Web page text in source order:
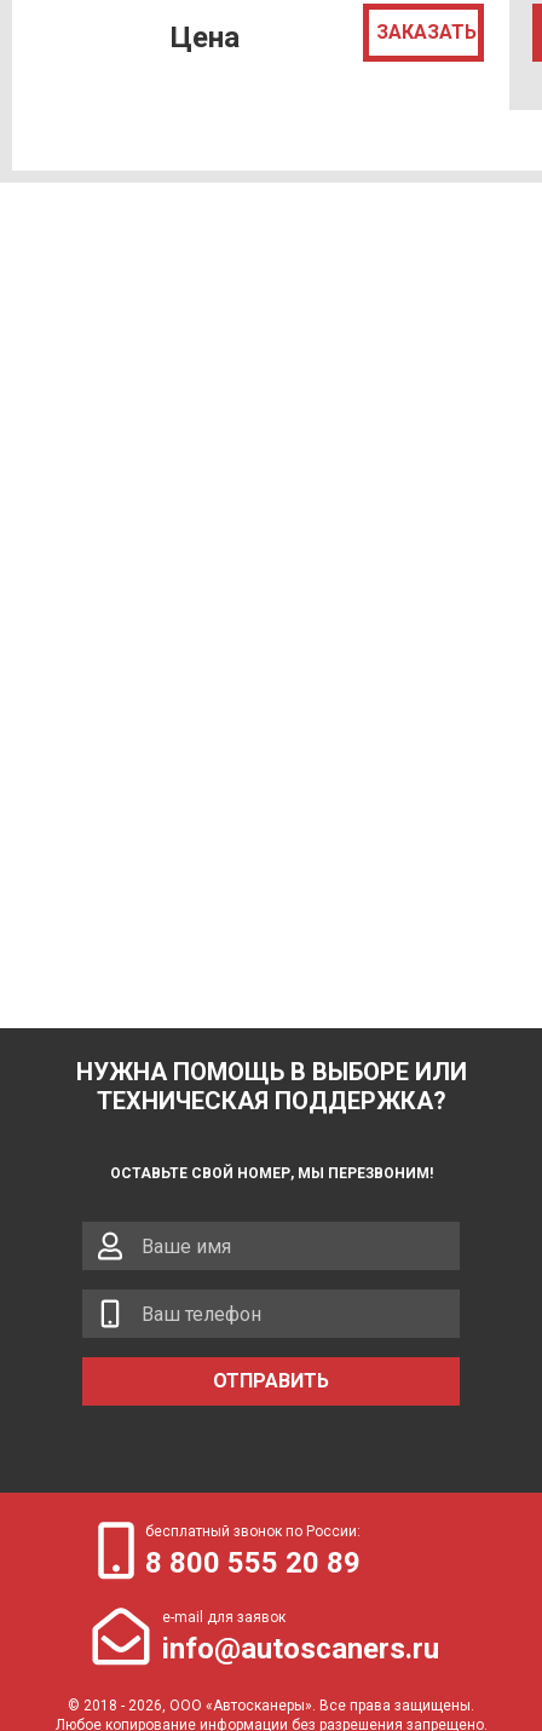
Цена ЗАКАЗАТЬ
НУЖНА ПОМОЩЬ В ВЫБОРЕ ИЛИ
ТЕХНИЧЕСКАЯ ПОДДЕРЖКА?
ОСТАВЬТЕ СВОЙ НОМЕР, МЫ ПЕРЕЗВОНИМ!
ОТПРАВИТЬ
© 2018 - 2026, ООО «Автосканеры». Все права защищены.
Любое копирование информации без разрешения запрещено.
e-mail для заявок
info@autoscaners.ru
бесплатный звонок по России:
8 800 555 20 89